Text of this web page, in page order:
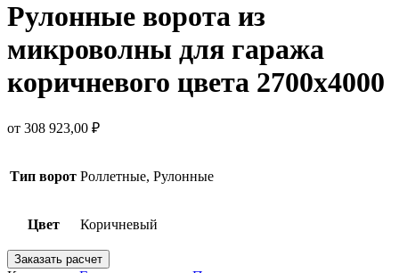
Рулонные ворота из
микроволны для гаража
коричневого цвета 2700х4000
от 308 923,00 ₽
Тип ворот Роллетные, Рулонные
Цвет Коричневый
Заказать расчет